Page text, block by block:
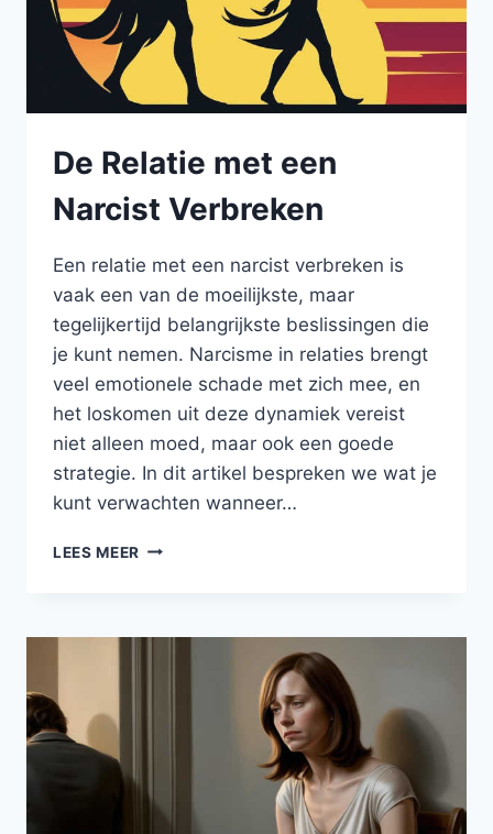
De Relatie met een
Narcist Verbreken
Een relatie met een narcist verbreken is
vaak een van de moeilijkste, maar
tegelijkertijd belangrijkste beslissingen die
je kunt nemen. Narcisme in relaties brengt
veel emotionele schade met zich mee, en
het loskomen uit deze dynamiek vereist
niet alleen moed, maar ook een goede
strategie. In dit artikel bespreken we wat je
kunt verwachten wanneer…
LEES MEER DE
NARCIST